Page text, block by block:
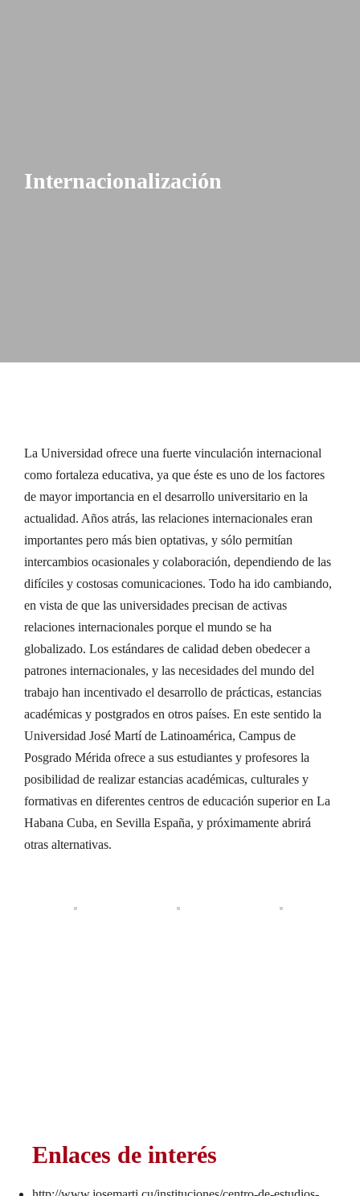
Internacionalización
La Universidad ofrece una fuerte vinculación internacional
como fortaleza educativa, ya que éste es uno de los factores
de mayor importancia en el desarrollo universitario en la
actualidad. Años atrás, las relaciones internacionales eran
importantes pero más bien optativas, y sólo permitían
intercambios ocasionales y colaboración, dependiendo de las
difíciles y costosas comunicaciones. Todo ha ido cambiando,
en vista de que las universidades precisan de activas
relaciones internacionales porque el mundo se ha
globalizado. Los estándares de calidad deben obedecer a
patrones internacionales, y las necesidades del mundo del
trabajo han incentivado el desarrollo de prácticas, estancias
académicas y postgrados en otros países. En este sentido la
Universidad José Martí de Latinoamérica, Campus de
Posgrado Mérida ofrece a sus estudiantes y profesores la
posibilidad de realizar estancias académicas, culturales y
formativas en diferentes centros de educación superior en La
Habana Cuba, en Sevilla España, y próximamente abrirá
otras alternativas.
Enlaces de interés